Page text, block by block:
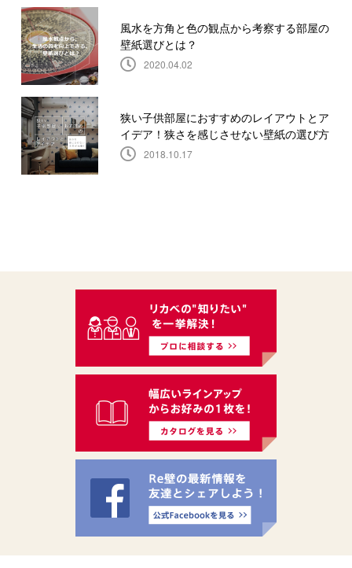
風水を方角と色の観点から考察する部屋の
壁紙選びとは？
2020.04.02
狭い子供部屋におすすめのレイアウトとア
イデア！狭さを感じさせない壁紙の選び方
2018.10.17